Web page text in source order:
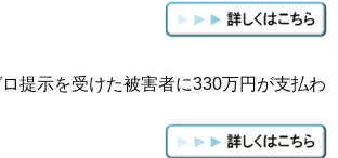
提示を受けた被害者に330万円が支払わ